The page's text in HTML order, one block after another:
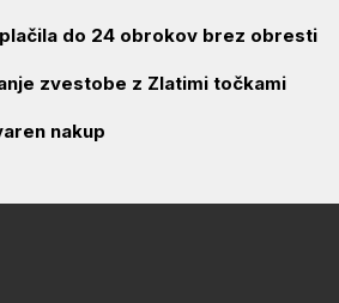
do 24 obrokov brez obresti
zvestobe z Zlatimi točkami
nakup